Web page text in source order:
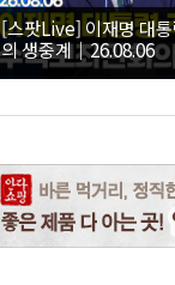
[스팟Live] 이재명 대
의 생중계｜26.08.06